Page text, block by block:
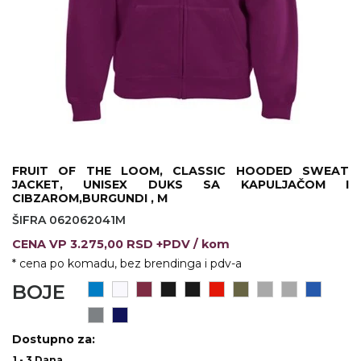
VINO I BAR
UPALJAČI
SLOBODNO VREME
PRIVESCI
ŠOLJE
LAMPE
ZDRAVLJE I LEPOTA
DUKSEVI I KABANICE
KAČKETI, KAPE I ŠEŠIRI
TEHNOLOGIJA
TEHNOLOGIJA
TEKSTIL
KOŠULJE
TEKSTIL
KECELJE I
TEKSTIL
FRUIT OF THE LOOM, CLASSIC HOODED SWEAT
JACKET, UNISEX DUKS SA KAPULJAČOM I
CIBZAROM,BURGUNDI , M
ŠIFRA 062062041M
CENA VP 3.275,00 RSD +PDV / kom
* cena po komadu, bez brendinga i pdv-a
BOJE
Dostupno za: